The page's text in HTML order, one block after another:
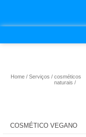
Home Serviços
cosméticos
naturais
COSMÉTICO VEGANO